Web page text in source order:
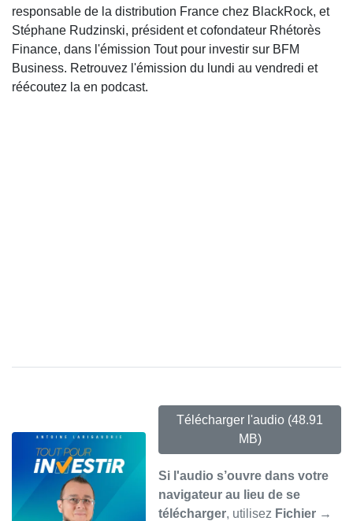
responsable de la distribution France chez BlackRock, et
Stéphane Rudzinski, président et cofondateur Rhétorès
Finance, dans l'émission Tout pour investir sur BFM
Business. Retrouvez l'émission du lundi au vendredi et
réécoutez la en podcast.
Télécharger l'audio (48.91
MB)
Si l'audio s’ouvre dans votre
navigateur au lieu de se
télécharger, utilisez Fichier →